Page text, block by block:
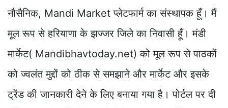
नौसैनिक, Mandi Market प्लेटफार्म का संस्थापक हूँ। मैं
मूल रूप से हरियाणा के झज्जर जिले का निवासी हूँ। मंडी
मार्केट( Mandibhavtoday.net) को मूल रूप से पाठकों
को ज्वलंत मुद्दों को ठीक से समझाने और मार्केट और इसके
ट्रेंड की जानकारी देने के लिए बनाया गया है। पोर्टल पर दी